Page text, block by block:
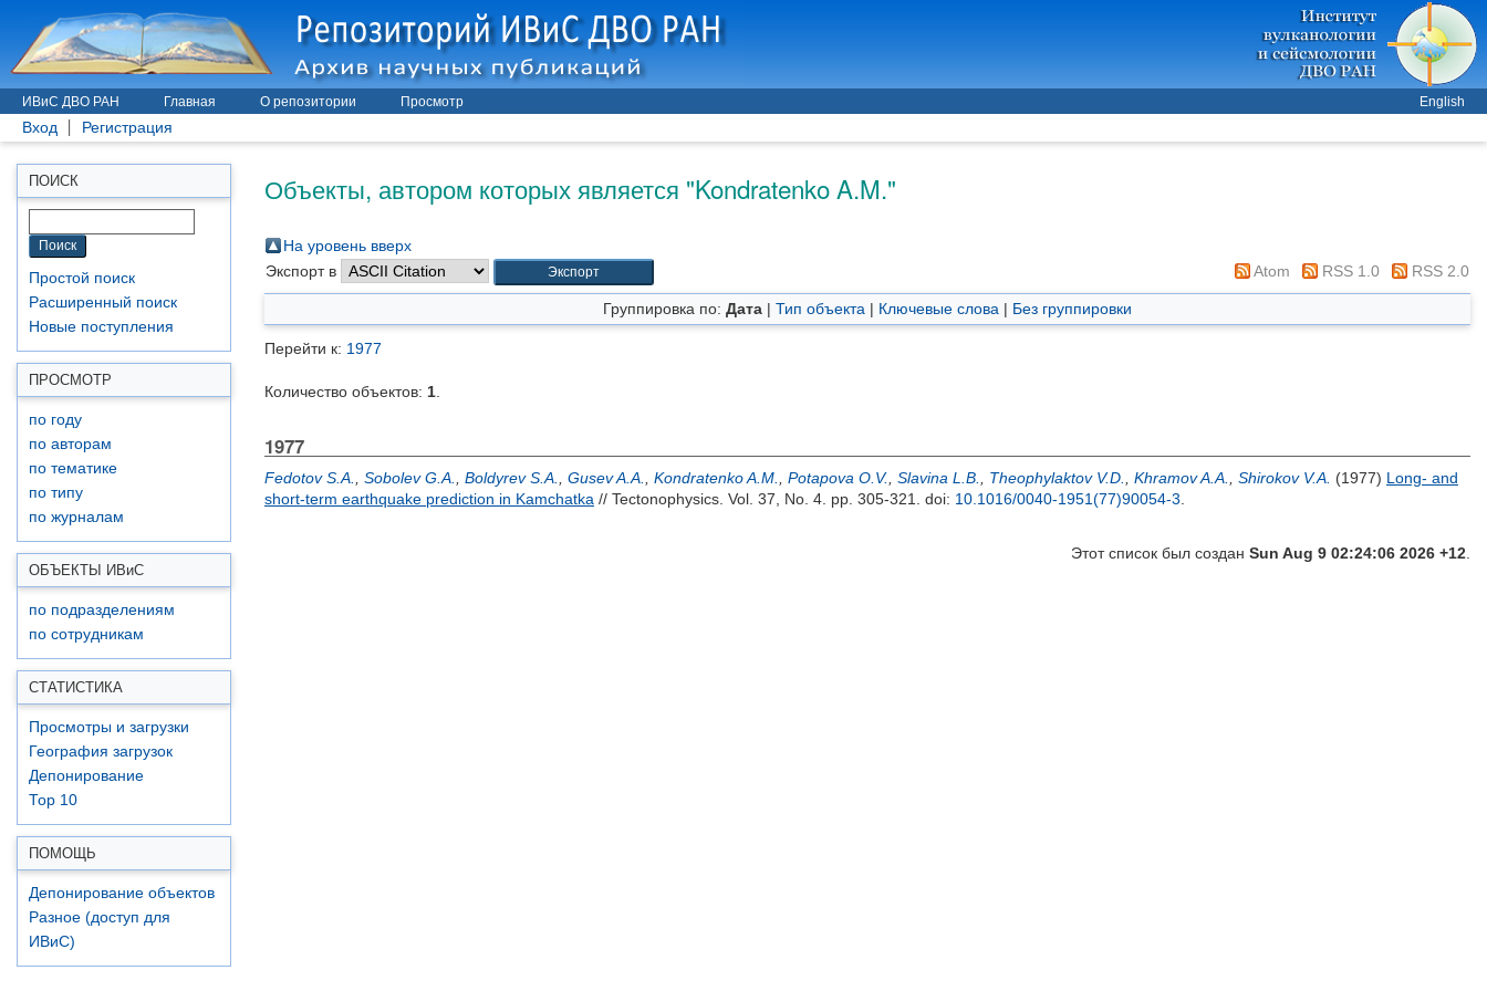
ИВиС ДВО РАН Главная О репозитории Просмотр English
Вход Регистрация
ПОИСК
Простой поиск
Расширенный поиск
Новые поступления
ПРОСМОТР
по году
по авторам
по тематике
по типу
по журналам
ОБЪЕКТЫ ИВиС
по подразделениям
по сотрудникам
СТАТИСТИКА
Просмотры и загрузки
География загрузок
Депонирование
Top 10
ПОМОЩЬ
Депонирование объектов
Разное (доступ для
ИВиС)
Объекты, автором которых является "Kondratenko A.M."
На уровень вверх
Экспорт в
Atom RSS 1.0 RSS 2.0
Группировка по: Дата | Тип объекта | Ключевые слова | Без группировки
Перейти к: 1977
Количество объектов: 1
1977
Fedotov S.A. Sobolev G.A. Boldyrev S.A. Gusev A.A. Kondratenko A.M. Potapova O.V. Slavina L.B. Theophylaktov V.D. Khramov A.A. Shirokov V.A. (1977) Long- and
short-term earthquake prediction in Kamchatka // Tectonophysics. Vol. 37, No. 4. pp. 305-321. doi: 10.1016/0040-1951(77)90054-3
Этот список был создан Sun Aug 9 02:24:06 2026 +12